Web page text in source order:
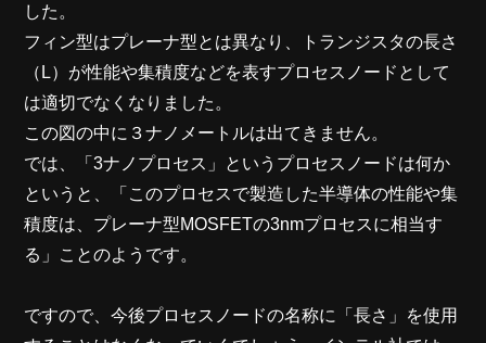
した。
フィン型はプレーナ型とは異なり、トランジスタの長さ
（L）が性能や集積度などを表すプロセスノードとして
は適切でなくなりました。
この図の中に３ナノメートルは出てきません。
では、「3ナノプロセス」というプロセスノードは何か
というと、「このプロセスで製造した半導体の性能や集
積度は、プレーナ型MOSFETの3nmプロセスに相当す
る」ことのようです。
ですので、今後プロセスノードの名称に「長さ」を使用